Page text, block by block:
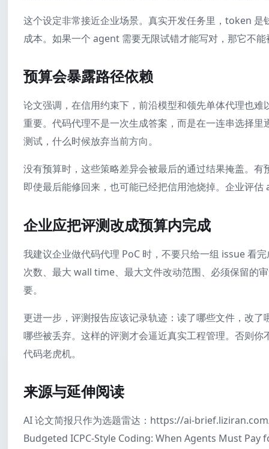
这个设定非常接近企业场景。真实开发任务里，token
成本。如果一个 agent 需要无限试错才能写对，那它不
预算会暴露路径依赖
论文强调，在信用约束下，前沿模型和领先单体代理也
重要。代码代理不是一次生成答案，而是在一连串选择
测试，什么时候放弃当前方向。
没有预算时，这些策略差异会被最后的通过结果掩盖。
即使最后能修回来，也可能已经把信用池烧掉。企业评
企业应把评测改成预算内完成
我建议企业做代码代理 PoC 时，不要只给一组 issue 看
次数、最大 wall time、最大文件改动范围、必须保留的
要。
更进一步，评测报告应该记录轨迹：读了哪些文件，改
哪些被丢弃。这样的评测才会逼近真实工程管理。否则
代码老虎机。
来源与延伸阅读
AI 论文简报只作为选题雷达：https://ai-
Budgeted ICPC-Style Coding: When Agents Must